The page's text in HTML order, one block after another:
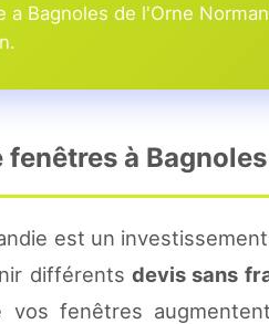
Bagnoles de l'Orne
à
est un
différentsdevis sans
fenêtres